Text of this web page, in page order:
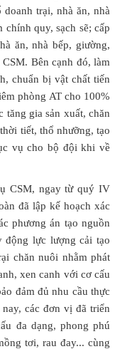
trại, nhà ăn, nhà
quy, sạch sẽ; cấp
ăn, nhà bếp, giường,
Bên cạnh đó, làm
chuẩn bị vật chất tiến
phòng AT cho 100%
tăng gia sản xuất, chăn
tiết, thổ nhưỡng, tạo
vụ cho bộ đội khi về
CSM, ngay từ quý IV
đã lập kế hoạch xác
phương án tạo nguồn
động lực lượng cải tạo
chăn nuôi nhằm phát
xen canh với cơ cấu
đảm đủ nhu cầu thực
các đơn vị đã triển
đa dạng, phong phú
tơi, rau đay... cùng